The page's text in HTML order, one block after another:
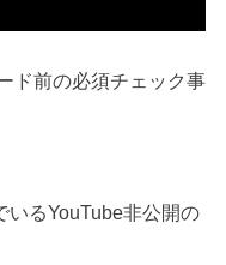
ド前の必須チェック事
いるYouTube非公開の